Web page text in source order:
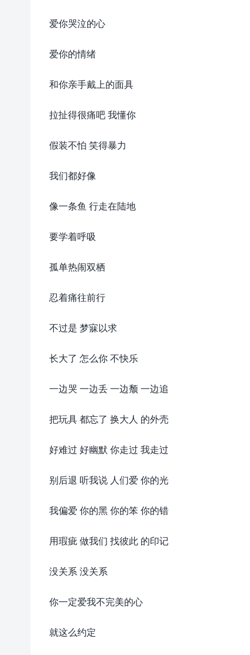
爱你哭泣的心
爱你的情绪
和你亲手戴上的面具
拉扯得很痛吧 我懂你
假装不怕 笑得暴力
我们都好像
像一条鱼 行走在陆地
要学着呼吸
孤单热闹双栖
忍着痛往前行
不过是 梦寐以求
长大了 怎么你 不快乐
一边哭 一边丢 一边颓 一边追
把玩具 都忘了 换大人 的外壳
好难过 好幽默 你走过 我走过
别后退 听我说 人们爱 你的光
我偏爱 你的黑 你的笨 你的错
用瑕疵 做我们 找彼此 的印记
没关系 没关系
你一定爱我不完美的心
就这么约定